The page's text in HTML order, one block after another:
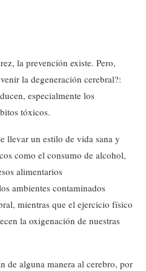
la prevención existe. Pero,
la degeneración cerebral?:
especialmente los
tóxicos.
llevar un estilo de vida sana y
como el consumo de alcohol,
alimentarios
ambientes contaminados
mientras que el ejercicio físico
la oxigenación de nuestras
de alguna manera al cerebro, por